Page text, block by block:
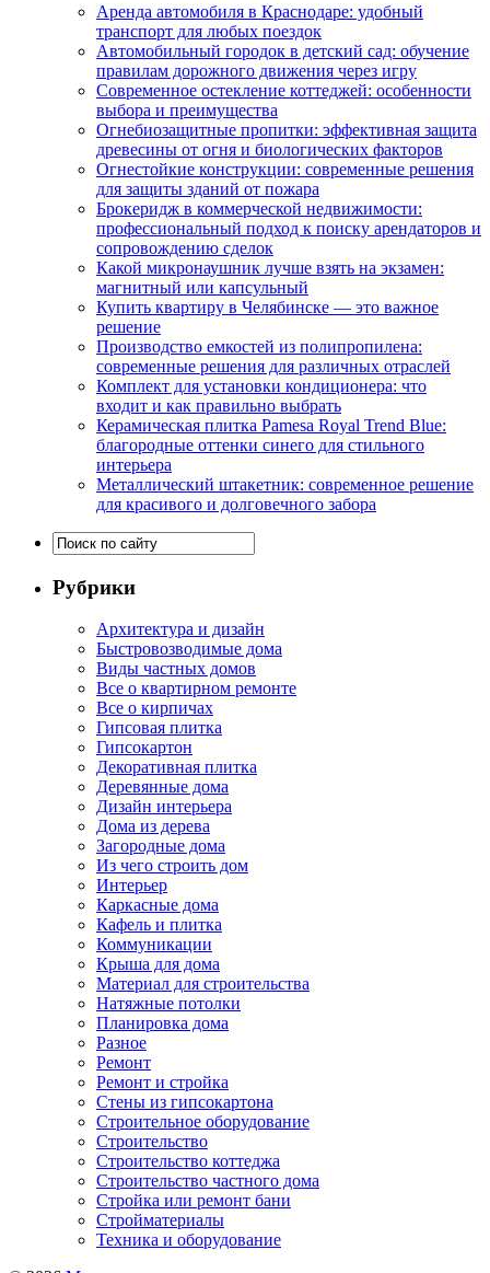
Аренда автомобиля в Краснодаре: удобный
транспорт для любых поездок
Автомобильный городок в детский сад: обучение
правилам дорожного движения через игру
Современное остекление коттеджей: особенности
выбора и преимущества
Огнебиозащитные пропитки: эффективная защита
древесины от огня и биологических факторов
Огнестойкие конструкции: современные решения
для защиты зданий от пожара
Брокеридж в коммерческой недвижимости:
профессиональный подход к поиску арендаторов и
сопровождению сделок
Какой микронаушник лучше взять на экзамен:
магнитный или капсульный
Купить квартиру в Челябинске — это важное
решение
Производство емкостей из полипропилена:
современные решения для различных отраслей
Комплект для установки кондиционера: что
входит и как правильно выбрать
Керамическая плитка Pamesa Royal Trend Blue:
благородные оттенки синего для стильного
интерьера
Металлический штакетник: современное решение
для красивого и долговечного забора
Рубрики
Архитектура и дизайн
Быстровозводимые дома
Виды частных домов
Все о квартирном ремонте
Все о кирпичах
Гипсовая плитка
Гипсокартон
Декоративная плитка
Деревянные дома
Дизайн интерьера
Дома из дерева
Загородные дома
Из чего строить дом
Интерьер
Каркасные дома
Кафель и плитка
Коммуникации
Крыша для дома
Материал для строительства
Натяжные потолки
Планировка дома
Разное
Ремонт
Ремонт и стройка
Стены из гипсокартона
Строительное оборудование
Строительство
Строительство коттеджа
Строительство частного дома
Стройка или ремонт бани
Стройматериалы
Техника и оборудование